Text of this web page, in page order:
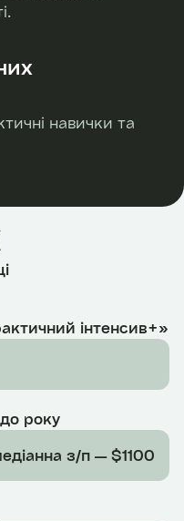
навички та
інтенсив+»
року
з/п — $1100